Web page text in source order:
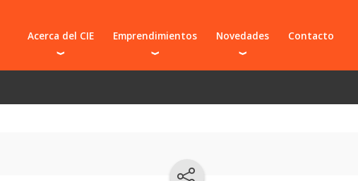
Acerca del CIE
Libro Emprendedores
Emprendimientos
Preincubados e incubados
Sumate a un emprendimiento
Novedades
Novedades del CIE
Contacto